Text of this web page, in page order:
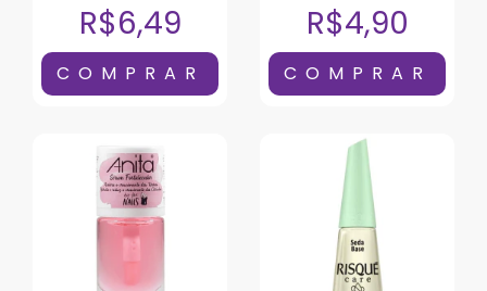
R$6,49 R$4,90